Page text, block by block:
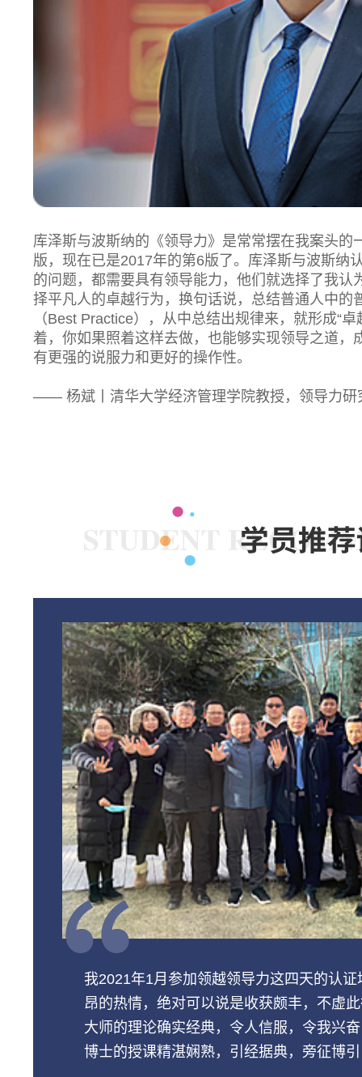
库泽斯与波斯纳的《领导力》是常常摆在我案头的
版，现在已是2017年的第6版了。库泽斯与波斯纳
的问题，都需要具有领导能力，他们就选择了我
择平凡人的卓越行为，换句话说，总结普通人中的
（Best Practice），从中总结出规律来，就形成“
着，你如果照着这样去做，也能够实现领导之道，
有更强的说服力和更好的操作性。
—— 杨斌丨清华大学经济管理学院教授，领导力研
我2021年1月参加领越领导力这四天的认
昂的热情，绝对可以说是收获颇丰，不虚
大师的理论确实经典，令人信服，令我兴
博士的授课精湛娴熟，引经据典，旁征博